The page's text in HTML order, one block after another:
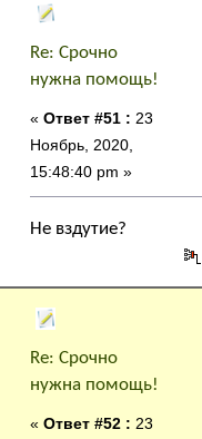
Re: Срочно
нужна помощь!
« Ответ #51 : 23
Ноябрь, 2020,
15:48:40 pm »
Не вздутие?
Re: Срочно
нужна помощь!
« Ответ #52 : 23